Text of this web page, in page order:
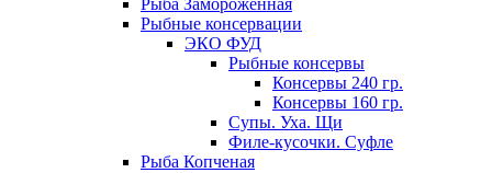
Рыба Замороженная
Рыбные консервации
ЭКО ФУД
Рыбные консервы
Консервы 240 гр.
Консервы 160 гр.
Супы. Уха. Щи
Филе-кусочки. Суфле
Рыба Копченая